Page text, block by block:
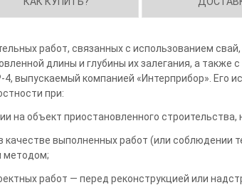
работ, связанных с использованием
длины и глубины их залегания, а также
выпускаемый компанией «Интерприбор». Его
при:
на объект приостановленного
качестве выполненных работ (или соблюдении
методом;
работ — перед реконструкцией или